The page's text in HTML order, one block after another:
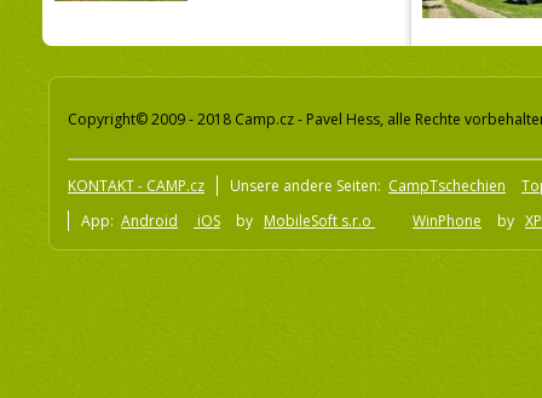
Copyright© 2009 - 2018 Camp.cz - Pavel Hess, alle Rechte
KONTAKT - CAMP.cz Unsere andere Seiten: CampTschechien
App: Android iOS by MobileSoft s.r.o WinPhone by